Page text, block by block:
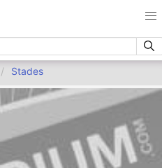
Stades